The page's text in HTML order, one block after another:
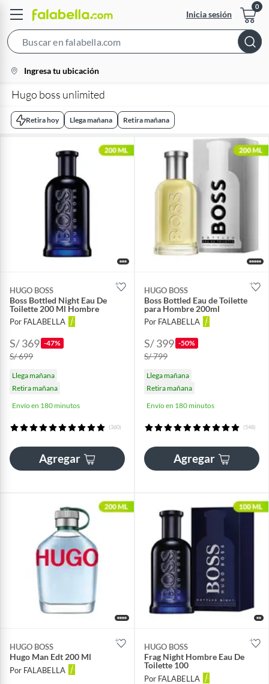
Inicia sesión
Bar
location-
icon
Ingresa tu ubicación
Hugo boss unlimited
Retira hoy Llega mañana Retira mañana
HUGO BOSS
Boss Bottled Night Eau De
Toilette 200 Ml Hombre
Por FALABELLA
S/ 369 -47%
S/ 699
Llega mañana
Retira mañana
Envío en 180 minutos
(360)
Agregar
HUGO BOSS
Boss Bottled Eau de Toilette
para Hombre 200ml
Por FALABELLA
S/ 399 -50%
S/ 799
Llega mañana
Retira mañana
Envío en 180 minutos
(548)
Agregar
HUGO BOSS
Hugo Man Edt 200 Ml
Por FALABELLA
HUGO BOSS
Frag Night Hombre Eau De
Toilette 100
Por FALABELLA